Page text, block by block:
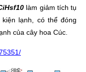
làm giảm tích tụ
lạnh, có thể đóng
của cây hoa Cúc.